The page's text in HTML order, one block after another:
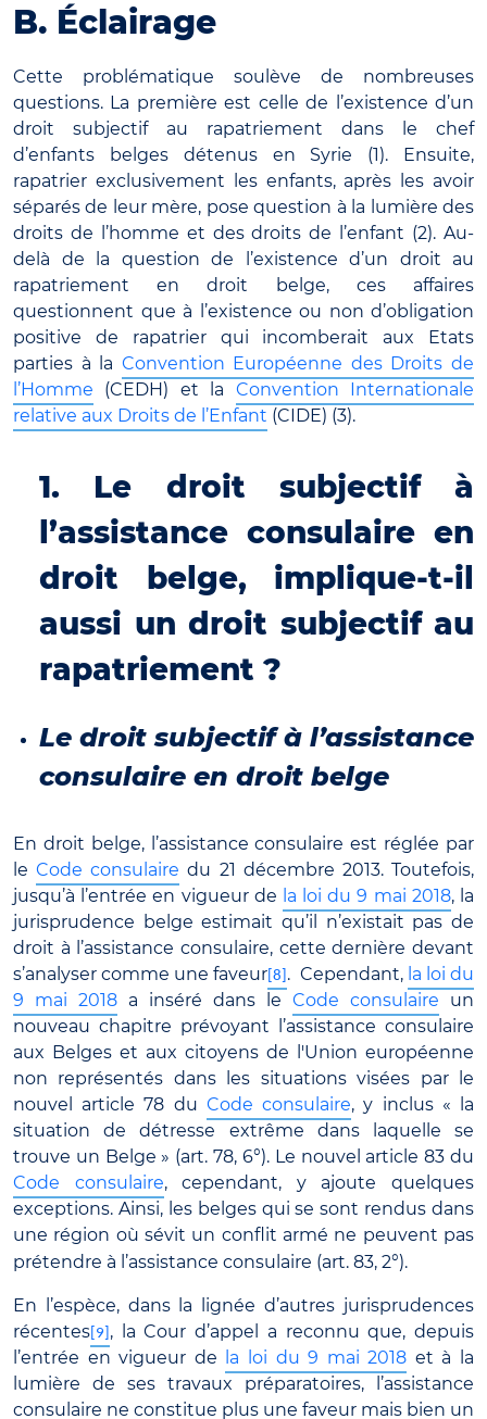
B. Éclairage
Cette problématique soulève de nombreuses
questions. La première est celle de l’existence d’un
droit subjectif au rapatriement dans le chef
d’enfants belges détenus en Syrie (1). Ensuite,
rapatrier exclusivement les enfants, après les avoir
séparés de leur mère, pose question à la lumière des
droits de l’homme et des droits de l’enfant (2). Au-
delà de la question de l’existence d’un droit au
rapatriement en droit belge, ces affaires
questionnent que à l’existence ou non d’obligation
positive de rapatrier qui incomberait aux Etats
parties à la Convention Européenne des Droits de
l’Homme (CEDH) et la Convention Internationale
relative aux Droits de l’Enfant (CIDE) (3).
1. Le droit subjectif à
l’assistance consulaire en
droit belge, implique-t-il
aussi un droit subjectif au
rapatriement ?
Le droit subjectif à l’assistance
consulaire en droit belge
En droit belge, l’assistance consulaire est réglée par
leCode consulaire du 21 décembre 2013. Toutefois,
jusqu’à l’entrée en vigueur de la loi du 9 mai 2018, la
jurisprudence belge estimait qu’il n’existait pas de
droit à l’assistance consulaire, cette dernière devant
s’analyser comme une faveur [8] . Cependant, la loi du
9 mai 2018 a inséré dans le Code consulaire un
nouveau chapitre prévoyant l’assistance consulaire
aux Belges et aux citoyens de l'Union européenne
non représentés dans les situations visées par le
nouvel article 78 du Code consulaire, y inclus « la
situation de détresse extrême dans laquelle se
trouve un Belge » (art. 78, 6°). Le nouvel article 83 du
Code consulaire, cependant, y ajoute quelques
exceptions. Ainsi, les belges qui se sont rendus dans
une région où sévit un conflit armé ne peuvent pas
prétendre à l’assistance consulaire (art. 83, 2°).
En l’espèce, dans la lignée d’autres jurisprudences
récentes [9] , la Cour d’appel a reconnu que, depuis
l’entrée en vigueur de
la loi du 9 mai 2018 et à la
lumière de ses travaux préparatoires, l’assistance
consulaire ne constitue plus une faveur mais bien un